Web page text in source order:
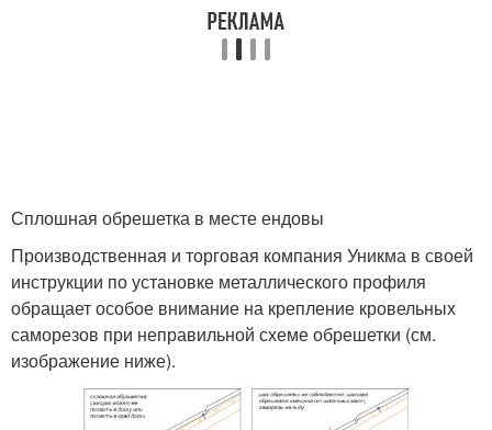
Сплошная обрешетка в месте ендовы
Производственная и торговая компания Уникма в своей
инструкции по установке металлического профиля
обращает особое внимание на крепление кровельных
саморезов при неправильной схеме обрешетки (см.
изображение ниже).